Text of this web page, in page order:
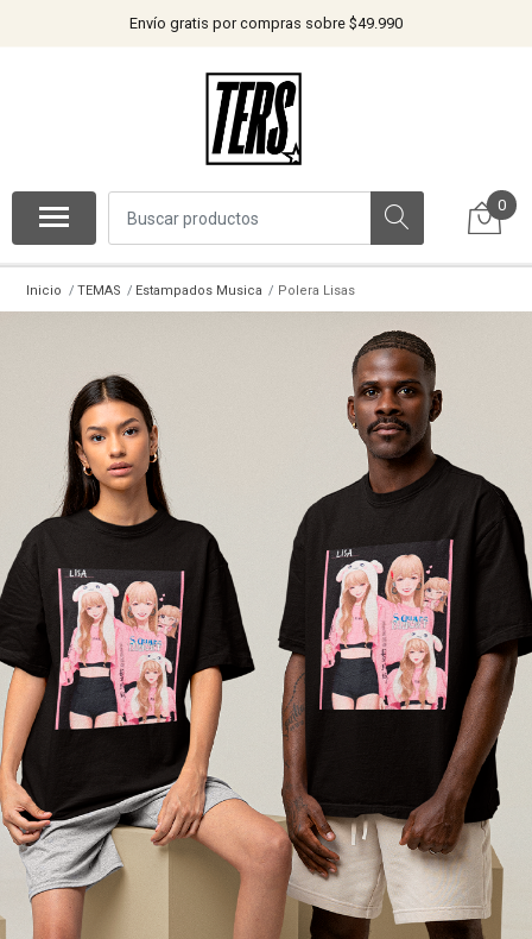
Envío gratis por compras sobre $49.990
0
Inicio TEMAS Estampados Musica Polera Lisas